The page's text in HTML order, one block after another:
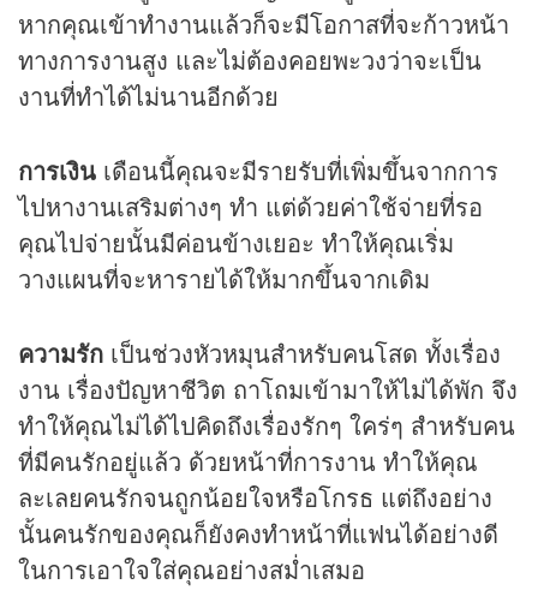
หากคุณเข้าทำงานแล้วก็จะมีโอกาสที่จะก้าวหน้า
ทางการงานสูง และไม่ต้องคอยพะวงว่าจะเป็น
งานที่ทำได้ไม่นานอีกด้วย
การเงิน เดือนนี้คุณจะมีรายรับที่เพิ่มขึ้นจากการ
ไปหางานเสริมต่างๆ ทำ แต่ด้วยค่าใช้จ่ายที่รอ
คุณไปจ่ายนั้นมีค่อนข้างเยอะ ทำให้คุณเริ่ม
วางแผนที่จะหารายได้ให้มากขึ้นจากเดิม
ความรัก เป็นช่วงหัวหมุนสำหรับคนโสด ทั้งเรื่อง
งาน เรื่องปัญหาชีวิต ถาโถมเข้ามาให้ไม่ได้พัก จึง
ทำให้คุณไม่ได้ไปคิดถึงเรื่องรักๆ ใคร่ๆ สำหรับคน
ที่มีคนรักอยู่แล้ว ด้วยหน้าที่การงาน ทำให้คุณ
ละเลยคนรักจนถูกน้อยใจหรือโกรธ แต่ถึงอย่าง
นั้นคนรักของคุณก็ยังคงทำหน้าที่แฟนได้อย่างดี
ในการเอาใจใส่คุณอย่างสม่ำเสมอ